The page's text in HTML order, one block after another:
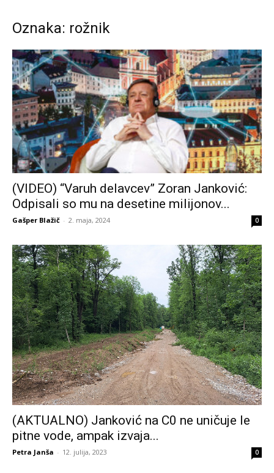
Oznaka: rožnik
(VIDEO) “Varuh delavcev” Zoran Janković:
Odpisali so mu na desetine milijonov...
Gašper Blažič - 2. maja, 2024 0
(AKTUALNO) Janković na C0 ne uničuje le
pitne vode, ampak izvaja...
Petra Janša - 12. julija, 2023 0